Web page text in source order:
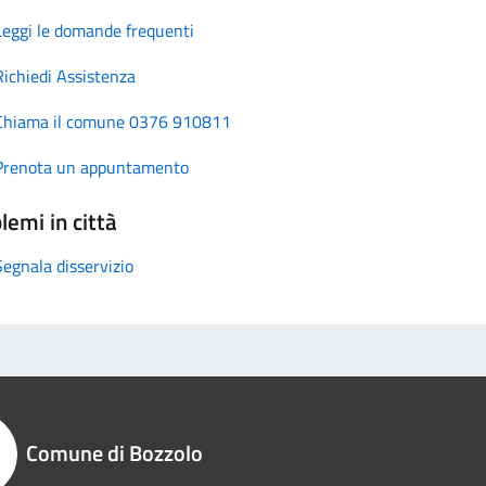
le domande frequenti
Assistenza
il comune 0376 910811
un appuntamento
in città
disservizio
Comune di Bozzolo